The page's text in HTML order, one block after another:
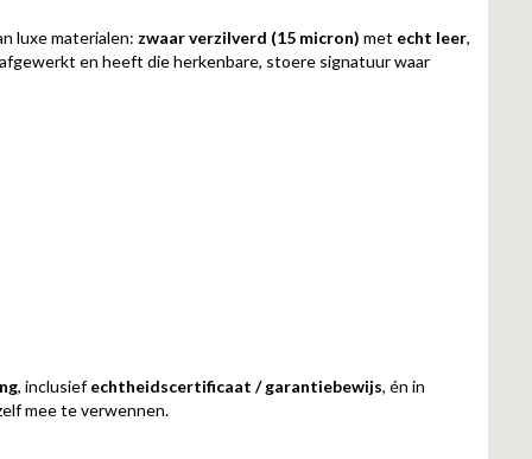
luxe materialen: zwaar verzilverd (15 micron) met echt leer,
en heeft die herkenbare, stoere signatuur waar
, inclusiefechtheidscertificaat / garantiebewijs, én in
mee te verwennen.